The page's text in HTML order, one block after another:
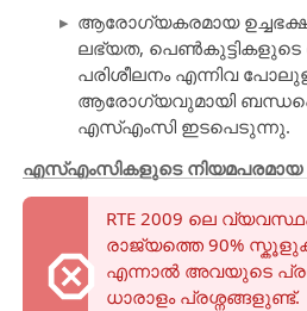
ആരോഗ്യകരമായ
ലഭ്യത,
പരിശീലനം എന്നിവ
ആരോഗ്യവുമായി
എസ്എംസി ഇടപെടുന്നു.
എസ്എംസികളുടെ നിയമപരമായ
RTE 2009 ലെ
രാജ്യത്തെ 90%
എന്നാൽ അവയുടെ
ധാരാളം പ്രശ്നങ്ങളുണ്ട്.